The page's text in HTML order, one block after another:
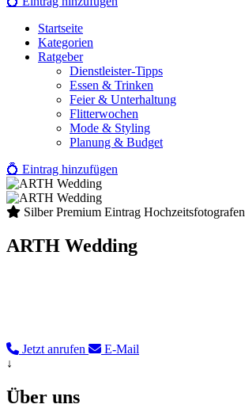
Startseite
Kategorien
Ratgeber
Dienstleister-Tipps
Essen & Trinken
Feier & Unterhaltung
Flitterwochen
Mode & Styling
Planung & Budget
💍 Eintrag hinzufügen
Silber Premium Eintrag Hochzeitsfotografen
ARTH Wedding
Jetzt anrufen
E-Mail
↓
Über uns